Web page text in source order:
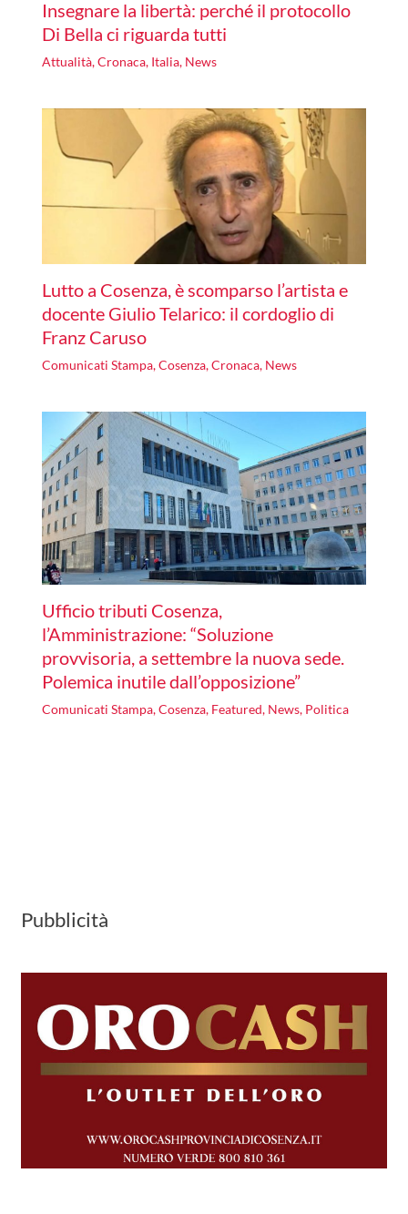
Insegnare la libertà: perché il protocollo
Di Bella ci riguarda tutti
Attualità,Cronaca, Italia, News
Lutto a Cosenza, è scomparso l’artista e
docente Giulio Telarico: il cordoglio di
Franz Caruso
Comunicati Stampa,Cosenza,Cronaca, News
Ufficio tributi Cosenza,
l’Amministrazione: “Soluzione
provvisoria, a settembre la nuova sede.
Polemica inutile dall’opposizione”
Comunicati Stampa,Cosenza, Featured, News, Politica
Pubblicità